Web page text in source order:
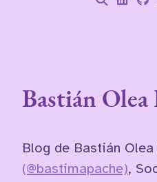
Bastián
Blog de Bastián Olea
(@bastimapache),